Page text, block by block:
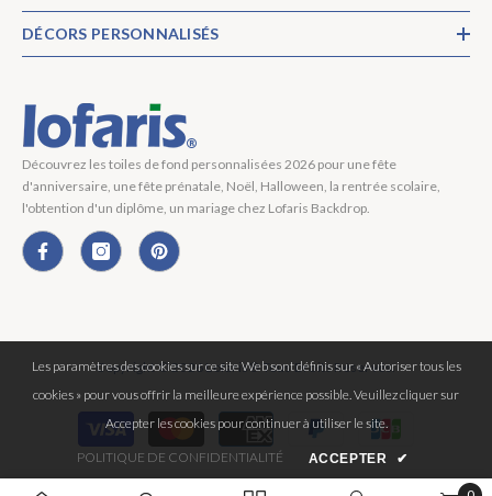
DÉCORS PERSONNALISÉS
Découvrez les toiles de fond personnalisées 2026 pour une fête
d'anniversaire, une fête prénatale, Noël, Halloween, la rentrée scolaire,
l'obtention d'un diplôme, un mariage chez Lofaris Backdrop.
Copyright © 2026 Lofaris® Tous Droits Réservés.
Moyens
paiement
Les paramètres des cookies sur ce site Web sont définis sur « Autoriser tous les
cookies » pour vous offrir la meilleure expérience possible. Veuillez cliquer sur
Accepter les cookies pour continuer à utiliser le site.
POLITIQUE DE CONFIDENTIALITÉ ACCEPTER ✔